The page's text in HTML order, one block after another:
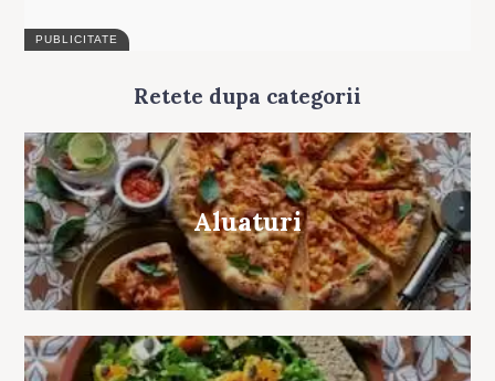
Retete dupa categorii
Aluaturi